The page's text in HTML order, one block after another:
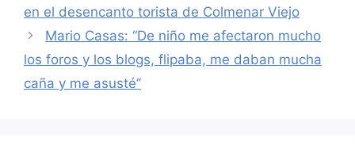
en el desencanto torista de Colmenar Viejo
Mario Casas: “De niño me afectaron mucho
los foros y los blogs, flipaba, me daban mucha
caña y me asusté”